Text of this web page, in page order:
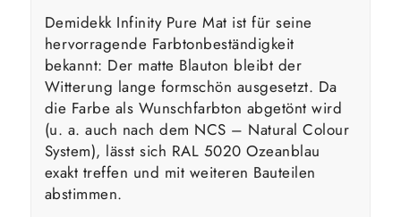
Demidekk Infinity Pure Mat ist für seine
hervorragende Farbtonbeständigkeit
bekannt: Der matte Blauton bleibt der
Witterung lange formschön ausgesetzt. Da
die Farbe als Wunschfarbton abgetönt wird
(u. a. auch nach dem NCS – Natural Colour
System), lässt sich RAL 5020 Ozeanblau
exakt treffen und mit weiteren Bauteilen
abstimmen.